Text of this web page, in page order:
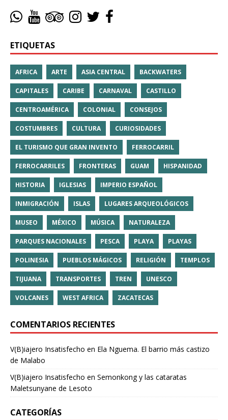
ETIQUETAS
AFRICA ARTE ASIA CENTRAL BACKWATERS
CAPITALES CARIBE CARNAVAL CASTILLO
CENTROAMÉRICA COLONIAL CONSEJOS
COSTUMBRES CULTURA CURIOSIDADES
EL TURISMO QUE GRAN INVENTO FERROCARRIL
FERROCARRILES FRONTERAS GUAM HISPANIDAD
HISTORIA IGLESIAS IMPERIO ESPAÑOL
INMIGRACIÓN ISLAS LUGARES ARQUEOLÓGICOS
MUSEO MÉXICO MÚSICA NATURALEZA
PARQUES NACIONALES PESCA PLAYA PLAYAS
POLINESIA PUEBLOS MÁGICOS RELIGIÓN TEMPLOS
TIJUANA TRANSPORTES TREN UNESCO
VOLCANES WEST AFRICA ZACATECAS
COMENTARIOS RECIENTES
V(B)iajero Insatisfecho en Ela Nguema. El barrio más castizo
de Malabo
V(B)iajero Insatisfecho en Semonkong y las cataratas
Maletsunyane de Lesoto
CATEGORÍAS